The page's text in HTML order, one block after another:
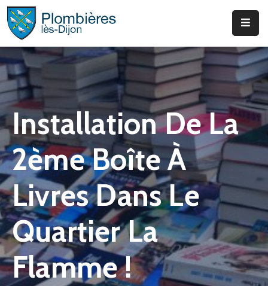
Municipalité
Services
Que
Faire
?
Infos
&
Actus
Installation De La
2ème Boîte À
Livres Dans Le
Quartier La
Flamme !